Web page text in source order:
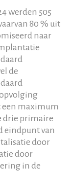
werden 505
80 % uit
naar
de
een maximum
drie primaire
eindpunt van
door
door
in de